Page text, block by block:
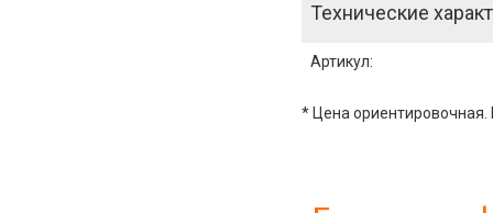
Технические
Артикул:
* Цена ориентировочная.